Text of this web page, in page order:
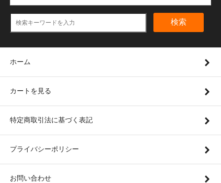
検索
ホーム
カートを見る
特定商取引法に基づく表記
プライバシーポリシー
お問い合わせ